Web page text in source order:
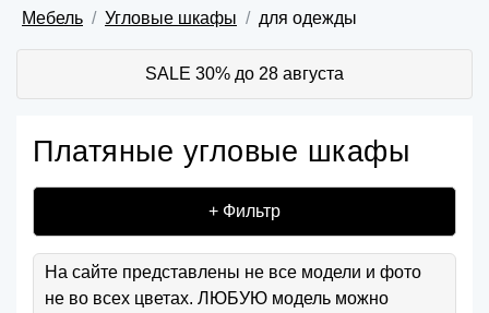
Мебель Угловые шкафы для одежды
SALE 30% до 28 августа
Платяные угловые шкафы
+ Фильтр
На сайте представлены не все модели и фото
не во всех цветах. ЛЮБУЮ модель можно